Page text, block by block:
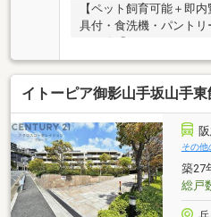
【ペット飼育可能＋即
具付・食洗機・パントリ
ンド線「アイランドセ
陽当り良好周辺施設も
イトーピア御影山手坂山手東
その他
築27
総戸